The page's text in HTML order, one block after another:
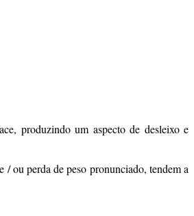
produzindo um aspecto de desleixo e
/ ou perda de peso pronunciado, tendem a